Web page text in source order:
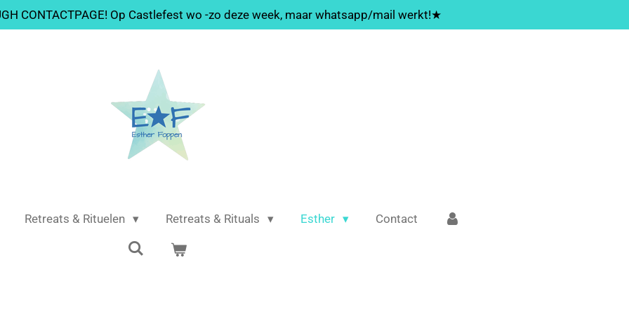
CONTACTPAGE! Op Castlefest wo -zo deze week, maar whatsapp/mail werkt!★
Retreats & Rituelen Retreats & Rituals Esther Contact